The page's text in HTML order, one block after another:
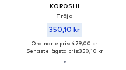
KOROSHI
Tröja
350,10 kr
Ordinarie pris: 479,00 kr
Senaste lägsta pris:350,10 kr